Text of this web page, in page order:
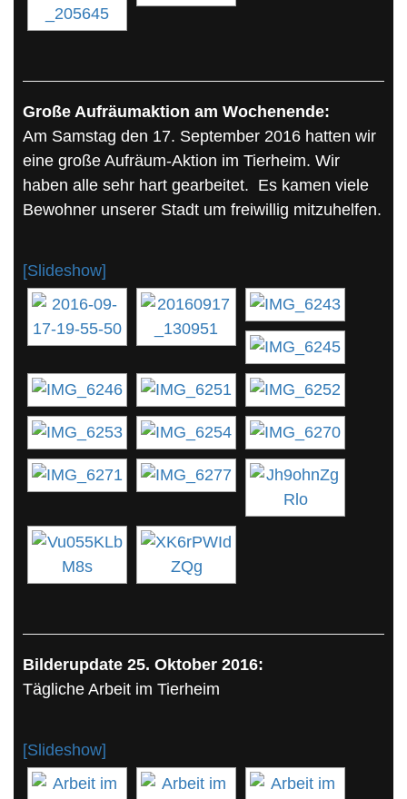
Große Aufräumaktion am Wochenende:
Am Samstag den 17. September 2016 hatten wir
eine große Aufräum-Aktion im Tierheim. Wir
haben alle sehr hart gearbeitet. Es kamen viele
Bewohner unserer Stadt um freiwillig mitzuhelfen.
[Slideshow]
Bilderupdate 25. Oktober 2016:
Tägliche Arbeit im Tierheim
[Slideshow]